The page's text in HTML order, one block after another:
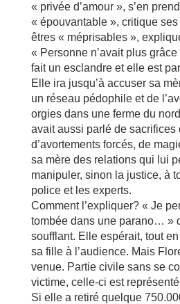
« privée d’amour », s’en
« épouvantable », critique
êtres « méprisables »,
« Personne n’avait plus
fait un esclandre et elle est
Elle ira jusqu’à accuser sa
un réseau pédophile et de
orgies dans une ferme du
avait aussi parlé de sacrifices
d’avortements forcés, de
sa mère des relations qui lui
manipuler, sinon la justice, à
police et les experts.
Comment l’expliquer? « Je
tombée dans une parano… »
soufflant. Elle espérait, tout
sa fille à l’audience. Mais
venue. Partie civile sans se
victime, celle-ci est
Si elle a retiré quelque